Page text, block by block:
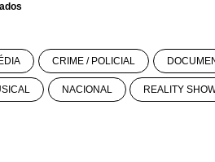
CRIME / POLICIAL
NACIONAL REALITY